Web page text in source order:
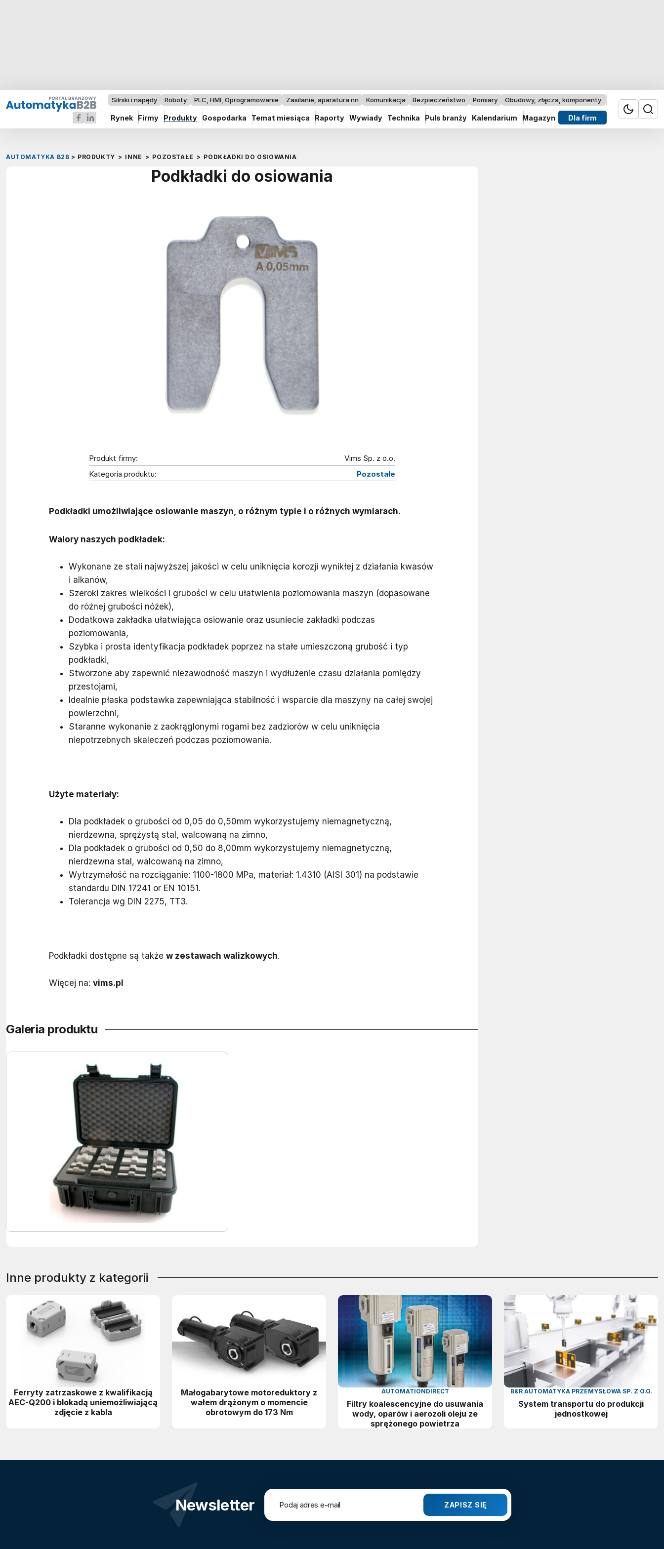
Silniki i napędy Roboty PLC, HMI, Oprogramowanie Zasilanie, aparatura nn Komunikacja Bezpieczeństwo Pomiary Obudowy, złącza, komponenty Przemysł 4.0
Rynek Firmy Produkty Gospodarka Temat miesiąca Raporty Wywiady Technika Puls branży Kalendarium Magazyn Dla firm
AUTOMATYKA B2B > PRODUKTY > INNE > POZOSTAŁE > PODKŁADKI DO OSIOWANIA
Podkładki do osiowania
Produkt firmy:
Vims Sp. z o.o.
Kategoria produktu:
Pozostałe
Podkładki umożliwiające osiowanie maszyn, o różnym typie i o różnych wymiarach.
Walory naszych podkładek:
Wykonane ze stali najwyższej jakości w celu uniknięcia korozji wynikłej z działania kwasów
i alkanów,
Szeroki zakres wielkości i grubości w celu ułatwienia poziomowania maszyn (dopasowane
do różnej grubości nóżek),
Dodatkowa zakładka ułatwiająca osiowanie oraz usuniecie zakładki podczas
poziomowania,
Szybka i prosta identyfikacja podkładek poprzez na stałe umieszczoną grubość i typ
podkładki,
Stworzone aby zapewnić niezawodność maszyn i wydłużenie czasu działania pomiędzy
przestojami,
Idealnie płaska podstawka zapewniająca stabilność i wsparcie dla maszyny na całej swojej
powierzchni,
Staranne wykonanie z zaokrąglonymi rogami bez zadziorów w celu uniknięcia
niepotrzebnych skaleczeń podczas poziomowania.
Użyte materiały:
Dla podkładek o grubości od 0,05 do 0,50mm wykorzystujemy niemagnetyczną,
nierdzewna, sprężystą stal, walcowaną na zimno,
Dla podkładek o grubości od 0,50 do 8,00mm wykorzystujemy niemagnetyczną,
nierdzewna stal, walcowaną na zimno,
Wytrzymałość na rozciąganie: 1100-1800 MPa, materiał: 1.4310 (AISI 301) na podstawie
standardu DIN 17241 or EN 10151.
Tolerancja wg DIN 2275, TT3.
Podkładki dostępne są także w zestawach walizkowych.
Więcej na: vims.pl
Galeria produktu
Inne produkty z kategorii
Ferryty zatrzaskowe z kwalifikacją
AEC-Q200 i blokadą uniemożliwiającą
zdjęcie z kabla
Małogabarytowe motoreduktory z
wałem drążonym o momencie
obrotowym do 173 Nm
AUTOMATIONDIRECT
Filtry koalescencyjne do usuwania
wody, oparów i aerozoli oleju ze
sprężonego powietrza
B&R AUTOMATYKA PRZEMYSŁOWA SP. Z O.O.
System transportu do produkcji
jednostkowej
Newsletter